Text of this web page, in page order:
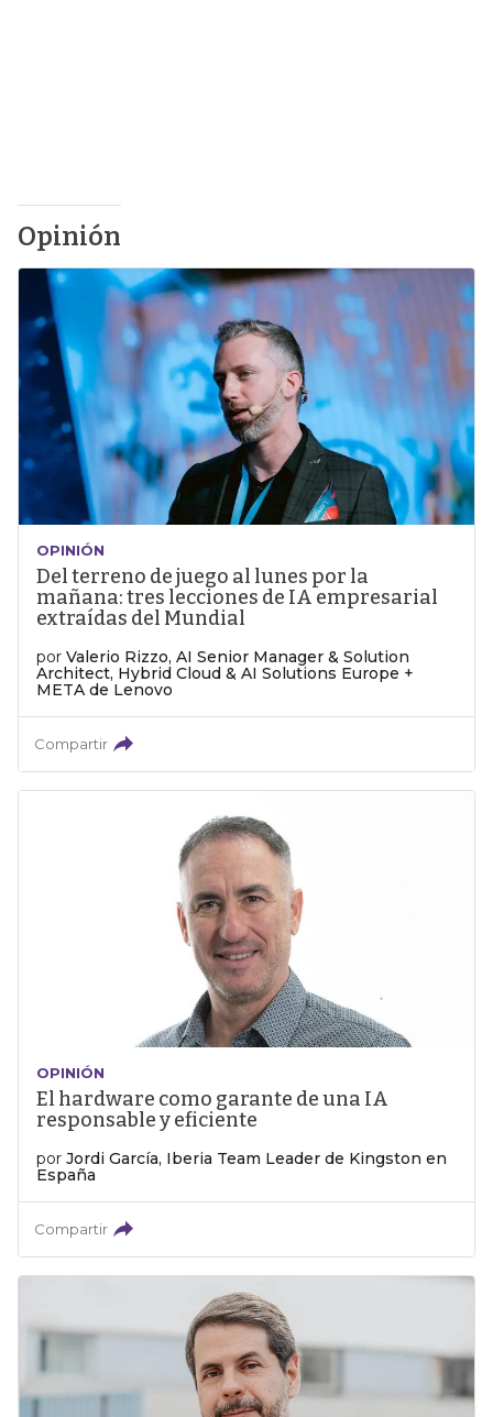
Opinión
OPINIÓN
Del terreno de juego al lunes por la
mañana: tres lecciones de IA empresarial
extraídas del Mundial
por Valerio Rizzo, AI Senior Manager & Solution
Architect, Hybrid Cloud & AI Solutions Europe +
META de Lenovo
Compartir
OPINIÓN
El hardware como garante de una IA
responsable y eficiente
por Jordi García, Iberia Team Leader de Kingston en
España
Compartir